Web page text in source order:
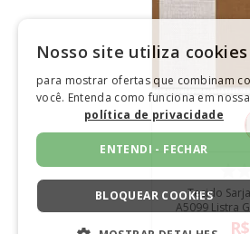
Tecido
A5099 Listra
R$
Nosso site utiliza cookies
para mostrar ofertas que combinam
você. Entenda como funciona em nossa
política de privacidade
ENTENDI - FECHAR
BLOQUEAR COOKIES